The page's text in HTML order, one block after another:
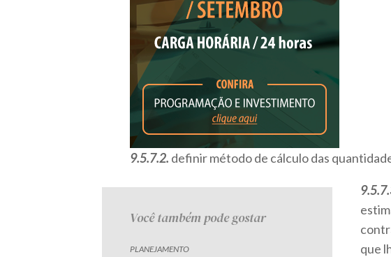
9.5.7.2. definir método de cálculo das
Você também pode gostar
PLANEJAMENTO
que